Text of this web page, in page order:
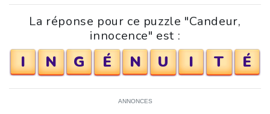
La réponse pour ce puzzle "Candeur,
innocence" est :
I N G É N U I T É
ANNONCES